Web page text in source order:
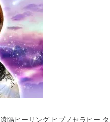
遠隔ヒーリング ヒプノセラピー